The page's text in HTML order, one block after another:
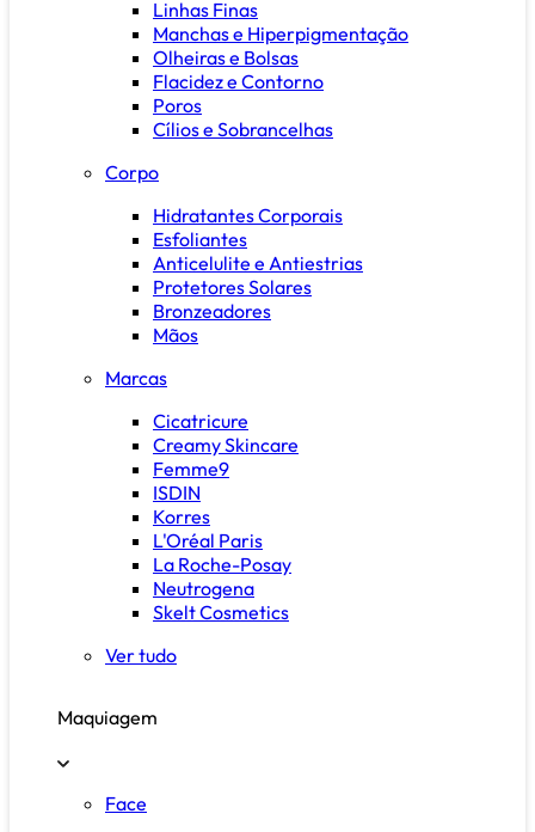
Linhas Finas
Manchas e Hiperpigmentação
Olheiras e Bolsas
Flacidez e Contorno
Poros
Cílios e Sobrancelhas
Corpo
Hidratantes Corporais
Esfoliantes
Anticelulite e Antiestrias
Protetores Solares
Bronzeadores
Mãos
Marcas
Cicatricure
Creamy Skincare
Femme9
ISDIN
Korres
L'Oréal Paris
La Roche-Posay
Neutrogena
Skelt Cosmetics
Ver tudo
Maquiagem
Face